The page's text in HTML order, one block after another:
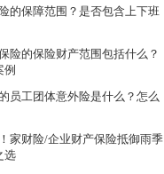
的保障范围？是否包含上下班
险的保险财产范围包括什么？
例
员工团体意外险是什么？怎么
家财险/企业财产保险抵御雨季
选